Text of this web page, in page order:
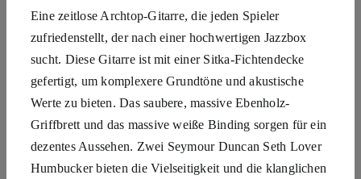
Eine zeitlose Archtop-Gitarre, die jeden Spieler
zufriedenstellt, der nach einer hochwertigen Jazzbox
sucht. Diese Gitarre ist mit einer Sitka-Fichtendecke
gefertigt, um komplexere Grundtöne und akustische
Werte zu bieten. Das saubere, massive Ebenholz-
Griffbrett und das massive weiße Binding sorgen für ein
dezentes Aussehen. Zwei Seymour Duncan Seth Lover
Humbucker bieten die Vielseitigkeit und die klanglichen